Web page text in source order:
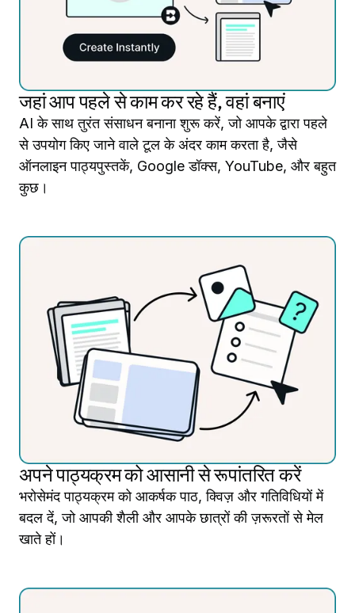
जहां आप पहले से काम कर रहे हैं, वहां बनाएं
AI के साथ तुरंत संसाधन बनाना शुरू करें, जो आपके द्वारा पहले
से उपयोग किए जाने वाले टूल के अंदर काम करता है, जैसे
ऑनलाइन पाठ्यपुस्तकें, Google डॉक्स, YouTube, और बहुत
कुछ।
अपने पाठ्यक्रम को आसानी से रूपांतरित करें
भरोसेमंद पाठ्यक्रम को आकर्षक पाठ, क्विज़ और गतिविधियों में
बदल दें, जो आपकी शैली और आपके छात्रों की ज़रूरतों से मेल
खाते हों।